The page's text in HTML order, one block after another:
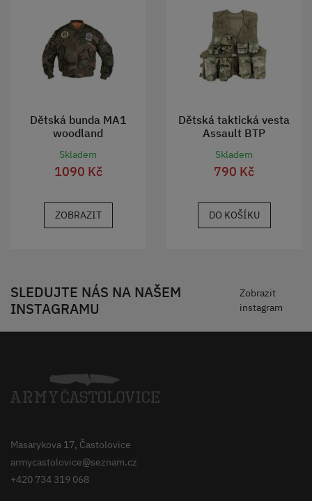
Dětská bunda MA1
woodland
Skladem
1090 Kč
ZOBRAZIT
Dětská taktická vesta
Assault BTP
Skladem
790 Kč
DO KOŠÍKU
SLEDUJTE NÁS NA NAŠEM
INSTAGRAMU
Zobrazit
instagram
Masarykova 17, Častolovice
armycastolovice@seznam.cz
+420 734 319 068